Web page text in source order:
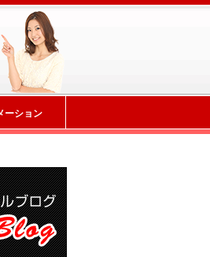
ーション